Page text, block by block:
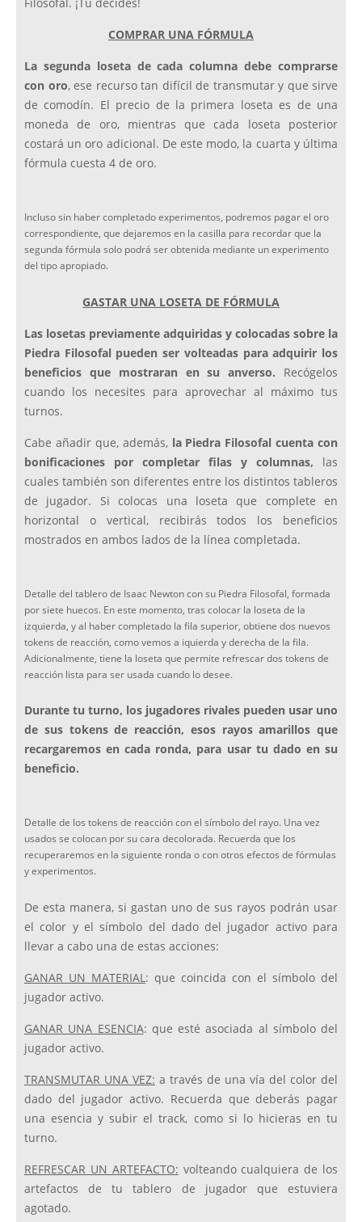
Filosofal. ¡Tú decides!
COMPRAR UNA FÓRMULA
La segunda loseta de cada columna debe comprarse
con oro, ese recurso tan difícil de transmutar y que sirve
de comodín. El precio de la primera loseta es de una
moneda de oro, mientras que cada loseta posterior
costará un oro adicional. De este modo, la cuarta y última
fórmula cuesta 4 de oro.
Incluso sin haber completado experimentos, podremos pagar el oro
correspondiente, que dejaremos en la casilla para recordar que la
segunda fórmula solo podrá ser obtenida mediante un experimento
del tipo apropiado.
GASTAR UNA LOSETA DE FÓRMULA
Las losetas previamente adquiridas y colocadas sobre la
Piedra Filosofal pueden ser volteadas para adquirir los
beneficios que mostraran en su anverso. Recógelos
cuando los necesites para aprovechar al máximo tus
turnos.
Cabe añadir que, además, la Piedra Filosofal cuenta con
bonificaciones por completar filas y columnas, las
cuales también son diferentes entre los distintos tableros
de jugador. Si colocas una loseta que complete en
horizontal o vertical, recibirás todos los beneficios
mostrados en ambos lados de la línea completada.
Detalle del tablero de Isaac Newton con su Piedra Filosofal, formada
por siete huecos. En este momento, tras colocar la loseta de la
izquierda, y al haber completado la fila superior, obtiene dos nuevos
tokens de reacción, como vemos a iquierda y derecha de la fila.
Adicionalmente, tiene la loseta que permite refrescar dos tokens de
reacción lista para ser usada cuando lo desee.
Durante tu turno, los jugadores rivales pueden usar uno
de sus tokens de reacción, esos rayos amarillos que
recargaremos en cada ronda, para usar tu dado en su
beneficio.
Detalle de los tokens de reacción con el símbolo del rayo. Una vez
usados se colocan por su cara decolorada. Recuerda que los
recuperaremos en la siguiente ronda o con otros efectos de fórmulas
y experimentos.
De esta manera, si gastan uno de sus rayos podrán usar
el color y el símbolo del dado del jugador activo para
llevar a cabo una de estas acciones:
GANAR UN MATERIAL: que coincida con el símbolo del
jugador activo.
GANAR UNA ESENCIA: que esté asociada al símbolo del
jugador activo.
TRANSMUTAR UNA VEZ: a través de una vía del color del
dado del jugador activo. Recuerda que deberás pagar
una esencia y subir el track, como si lo hicieras en tu
turno.
REFRESCAR UN ARTEFACTO: volteando cualquiera de los
artefactos de tu tablero de jugador que estuviera
agotado.